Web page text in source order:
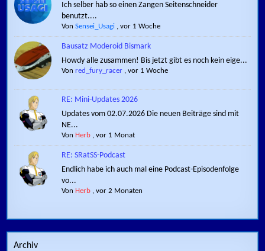
Ich selber hab so einen Zangen Seitenschneider
benutzt....
VonSensei_Usagi ,vor 1 Woche
Bausatz Moderoid Bismark
Howdy alle zusammen! Bis jetzt gibt es noch kein eige...
Vonred_fury_racer ,vor 1 Woche
RE: Mini-Updates 2026
Updates vom 02.07.2026 Die neuen Beiträge sind mit
NE...
Von Herb ,vor 1 Monat
RE: SRatSS-Podcast
Endlich habe ich auch mal eine Podcast-Episodenfolge
vo...
Von Herb ,vor 2 Monaten
Archiv